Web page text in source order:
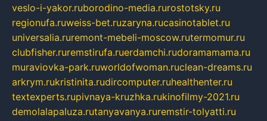
veslo-i-yakor.ruborodino-media.rurostotsky.ru
regionufa.ruweiss-bet.ruzaryna.rucasinotablet.ru
universalia.ruremont-mebeli-moscow.rutermomur.ru
clubfisher.ruremstirufa.ruerdamchi.rudoramamama.ru
muraviovka-park.ruworldofwoman.ruclean-dreams.ru
arkrym.rukristinita.rudircomputer.ruhealthenter.ru
textexperts.rupivnaya-kruzhka.rukinofilmy-2021.ru
demolalapaluza.rutanyavanya.ruremstir-tolyatti.ru